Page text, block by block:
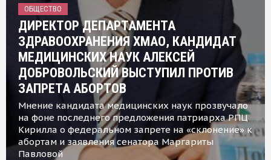
ОБЩЕСТВО
ДИРЕКТОР ДЕПАРТАМЕНТА
ЗДРАВООХРАНЕНИЯ ХМАО, КАНДИДАТ
МЕДИЦИНСКИХ НАУК АЛЕКСЕЙ
ДОБРОВОЛЬСКИЙ ВЫСТУПИЛ ПРОТИВ
ЗАПРЕТА АБОРТОВ
Мнение кандидата медицинских наук прозвучало
на фоне последнего предложения патриарха РПЦ
Кирилла о федеральном запрете на «склонение» к
абортам и заявления сенатора Маргариты
Павловой